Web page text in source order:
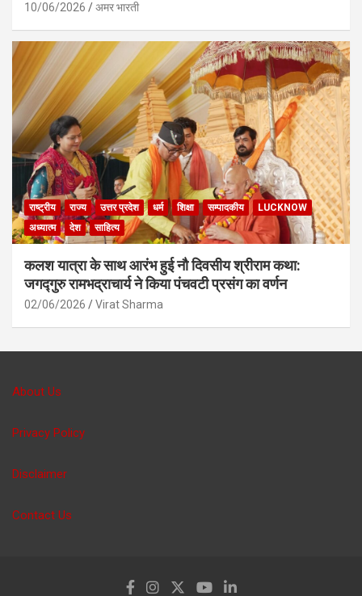
10/06/2026 अमर भारती
राष्ट्रीय राज्य उत्तर प्रदेश धर्म शिक्षा सम्पादकीय
LUCKNOW
अध्यात्म
देश साहित्य
कलश यात्रा के साथ आरंभ हुई नौ दिवसीय श्रीराम कथा:
जगद्गुरु रामभद्राचार्य ने किया पंचवटी प्रसंग का वर्णन
02/06/2026 Virat Sharma
About Us
Privacy Policy
Disclaimer
Contact Us